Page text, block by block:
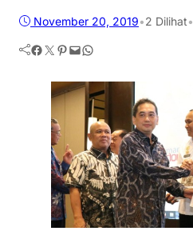
November 20, 2019•2 Dilihat•
Facebook Twitter Pinterest Mail WhatsApp